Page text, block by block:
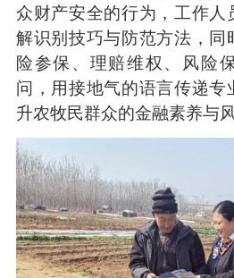
众财产安全的行为，工作人
解识别技巧与防范方法，同
险参保、理赔维权、风险
问，用接地气的语言传递专
升农牧民群众的金融素养与